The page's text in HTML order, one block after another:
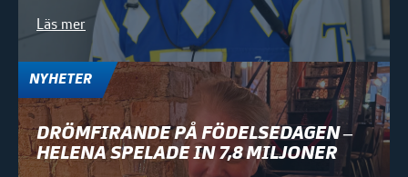
Läs mer
NYHETER
DRÖMFIRANDE PÅ FÖDELSEDAGEN –
HELENA SPELADE IN 7,8 MILJONER